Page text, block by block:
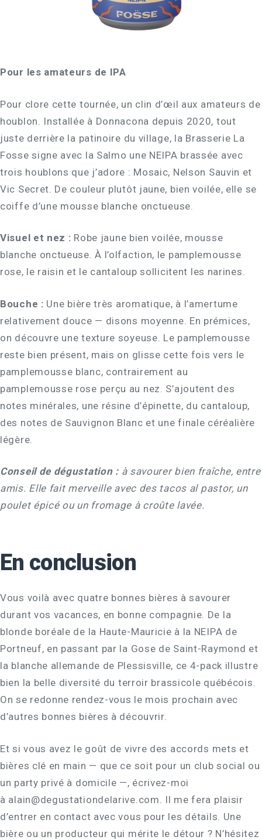
Pour les amateurs de IPA
Pour clore cette tournée, un clin d’œil aux amateurs de
houblon. Installée à Donnacona depuis 2020, tout
juste derrière la patinoire du village, la Brasserie La
Fosse signe avec la Salmo une NEIPA brassée avec
trois houblons que j’adore : Mosaic, Nelson Sauvin et
Vic Secret. De couleur plutôt jaune, bien voilée, elle se
coiffe d’une mousse blanche onctueuse.
Visuel et nez : Robe jaune bien voilée, mousse
blanche onctueuse. À l’olfaction, le pamplemousse
rose, le raisin et le cantaloup sollicitent les narines.
Bouche : Une bière très aromatique, à l’amertume
relativement douce — disons moyenne. En prémices,
on découvre une texture soyeuse. Le pamplemousse
reste bien présent, mais on glisse cette fois vers le
pamplemousse blanc, contrairement au
pamplemousse rose perçu au nez. S’ajoutent des
notes minérales, une résine d’épinette, du cantaloup,
des notes de Sauvignon Blanc et une finale céréalière
légère.
Conseil de dégustation : à savourer bien fraîche, entre
amis. Elle fait merveille avec des tacos al pastor, un
poulet épicé ou un fromage à croûte lavée.
En conclusion
Vous voilà avec quatre bonnes bières à savourer
durant vos vacances, en bonne compagnie. De la
blonde boréale de la Haute-Mauricie à la NEIPA de
Portneuf, en passant par la Gose de Saint-Raymond et
la blanche allemande de Plessisville, ce 4-pack illustre
bien la belle diversité du terroir brassicole québécois.
On se redonne rendez-vous le mois prochain avec
d’autres bonnes bières à découvrir.
Et si vous avez le goût de vivre des accords mets et
bières clé en main — que ce soit pour un club social ou
un party privé à domicile —, écrivez-moi
à alain@degustationdelarive.com. Il me fera plaisir
d’entrer en contact avec vous pour les détails. Une
bière ou un producteur qui mérite le détour ? N’hésitez